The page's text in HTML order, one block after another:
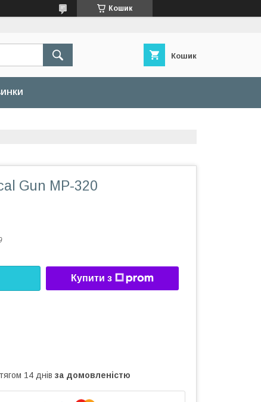
Кошик
Кошик
Gun MP-320
Купити з
14 днів за домовленістю